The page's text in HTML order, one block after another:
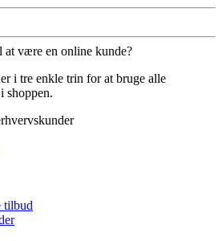
at være en online kunde?
i tre enkle trin for at bruge alle
shoppen.
tilbud